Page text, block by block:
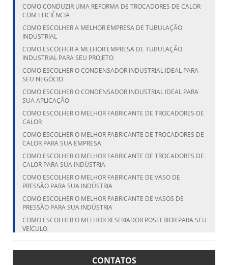
COMO CONDUZIR UMA REFORMA DE TROCADORES DE CALOR
COM EFICIÊNCIA
COMO ESCOLHER A MELHOR EMPRESA DE TUBULAÇÃO
INDUSTRIAL
COMO ESCOLHER A MELHOR EMPRESA DE TUBULAÇÃO
INDUSTRIAL PARA SEU PROJETO
COMO ESCOLHER O CONDENSADOR INDUSTRIAL IDEAL PARA
SEU NEGÓCIO
COMO ESCOLHER O CONDENSADOR INDUSTRIAL IDEAL PARA
SUA APLICAÇÃO
COMO ESCOLHER O MELHOR FABRICANTE DE TROCADORES DE
CALOR
COMO ESCOLHER O MELHOR FABRICANTE DE TROCADORES DE
CALOR PARA SUA EMPRESA
COMO ESCOLHER O MELHOR FABRICANTE DE TROCADORES DE
CALOR PARA SUA INDÚSTRIA
COMO ESCOLHER O MELHOR FABRICANTE DE VASO DE
PRESSÃO PARA SUA INDÚSTRIA
COMO ESCOLHER O MELHOR FABRICANTE DE VASOS DE
PRESSÃO PARA SUA INDÚSTRIA
COMO ESCOLHER O MELHOR RESFRIADOR POSTERIOR PARA SEU
VEÍCULO
COMO ESCOLHER O MELHOR RESFRIADOR POSTERIOR PARA SEU
VEÍCULO
COMO ESCOLHER O MELHOR VASO DE PRESSÃO FABRICANTE
CONTATOS